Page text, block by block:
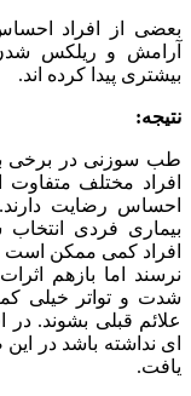
بعضی از افراد
آرامش و ریلکس
بیشتری پیدا کرده­ اند.
نتیجه:
طب سوزنی در برخی
افراد مختلف
احساس رضایت
بیماری فردی
افراد کمی ممکن است
نرسند اما بازهم
شدت و تواتر خیلی
ای نداشته باشد در
یافت.